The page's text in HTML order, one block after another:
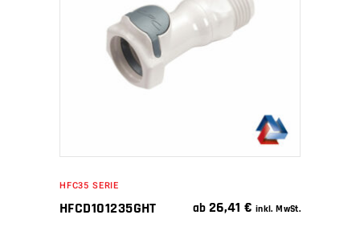
WEITERLESEN
HFC35 SERIE
HFCD101235GHT ab 26,41€ inkl. MwSt.